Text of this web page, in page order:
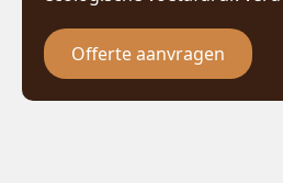
Offerte aanvragen